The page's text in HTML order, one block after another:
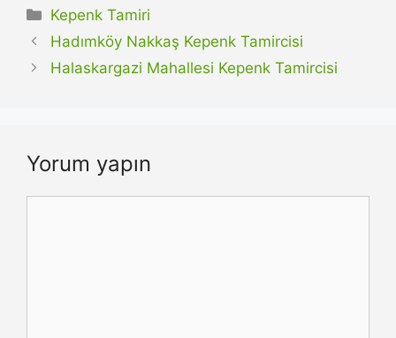
Kategoriler
Kepenk Tamiri
Hadımköy Nakkaş Kepenk Tamircisi
Halaskargazi Mahallesi Kepenk Tamircisi
Yorum yapın